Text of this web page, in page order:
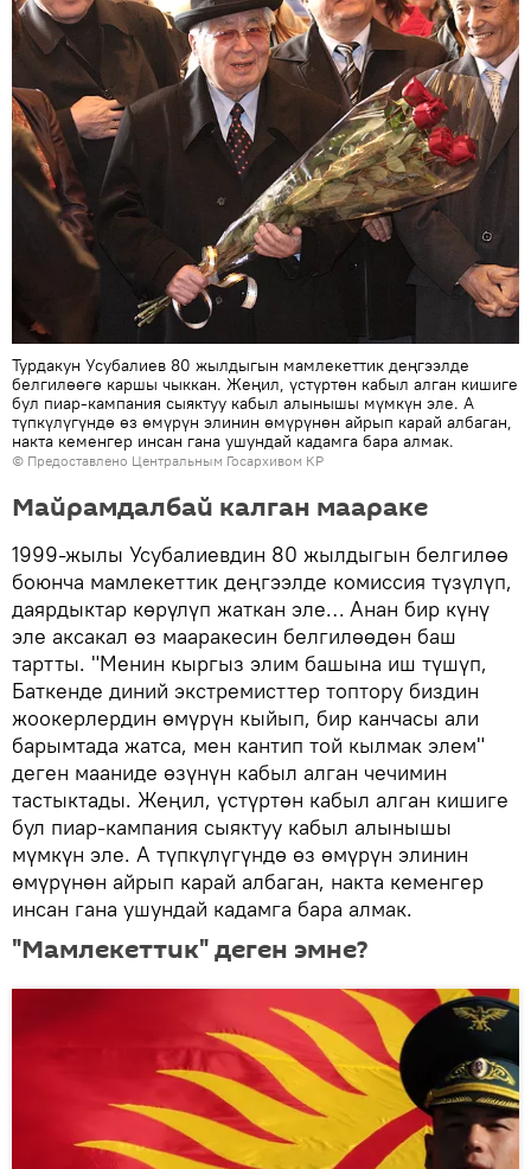
Турдакун Усубалиев 80 жылдыгын мамлекеттик деңгээлде
белгилөөгө каршы чыккан. Жеңил, үстүртөн кабыл алган кишиге
бул пиар-кампания сыяктуу кабыл алынышы мүмкүн эле. А
түпкүлүгүндө өз өмүрүн элинин өмүрүнөн айрып карай албаган,
накта кеменгер инсан гана ушундай кадамга бара алмак.
© Предоставлено Центральным Госархивом КР
Майрамдалбай калган маараке
1999-жылы Усубалиевдин 80 жылдыгын белгилөө
боюнча мамлекеттик деңгээлде комиссия түзүлүп,
даярдыктар көрүлүп жаткан эле… Анан бир күнү
эле аксакал өз мааракесин белгилөөдөн баш
тартты. "Менин кыргыз элим башына иш түшүп,
Баткенде диний экстремисттер топтору биздин
жоокерлердин өмүрүн кыйып, бир канчасы али
барымтада жатса, мен кантип той кылмак элем"
деген мааниде өзүнүн кабыл алган чечимин
тастыктады. Жеңил, үстүртөн кабыл алган кишиге
бул пиар-кампания сыяктуу кабыл алынышы
мүмкүн эле. А түпкүлүгүндө өз өмүрүн элинин
өмүрүнөн айрып карай албаган, накта кеменгер
инсан гана ушундай кадамга бара алмак.
"Мамлекеттик" деген эмне?